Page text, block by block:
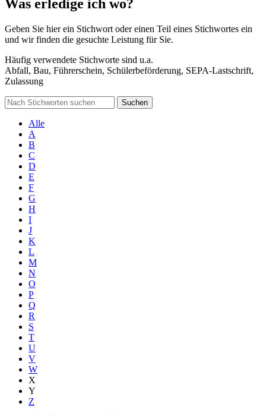
Was erledige ich wo?
Geben Sie hier ein Stichwort oder einen Teil eines Stichwortes ein
und wir finden die gesuchte Leistung für Sie.
Häufig verwendete Stichworte sind u.a.
Abfall, Bau, Führerschein, Schülerbeförderung, SEPA-Lastschrift,
Zulassung
Suchen
Alle
A
B
C
D
E
F
G
H
I
J
K
L
M
N
O
P
Q
R
S
T
U
V
W
X
Y
Z